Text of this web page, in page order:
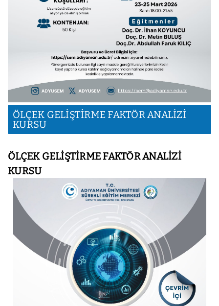
ÖLÇEK GELİŞTİRME FAKTÖR ANALİZİ
KURSU
ÖLÇEK GELİŞTİRME FAKTÖR ANALİZİ
KURSU